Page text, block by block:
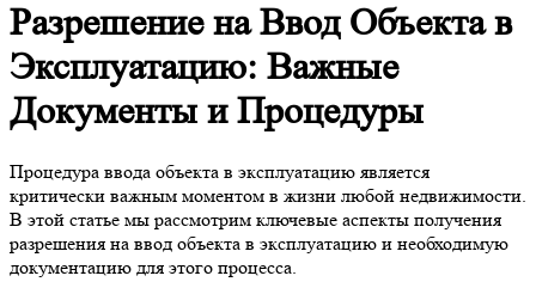
Разрешение на Ввод Объекта в
Эксплуатацию: Важные
Документы и Процедуры
Процедура ввода объекта в эксплуатацию является
критически важным моментом в жизни любой недвижимости.
В этой статье мы рассмотрим ключевые аспекты получения
разрешения на ввод объекта в эксплуатацию и необходимую
документацию для этого процесса.